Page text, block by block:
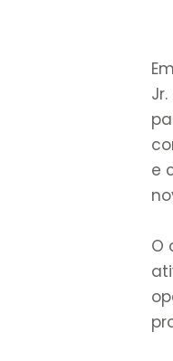
e
O